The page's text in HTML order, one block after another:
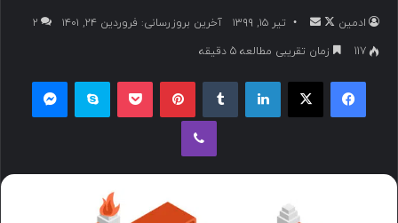
ادمین تیر ۱۵, ۱۳۹۹ آخرین بروزرسانی: فروردین ۲۴, ۱۴۰۱
۲
117
زمان تقریبی مطالعه 5 دقیقه